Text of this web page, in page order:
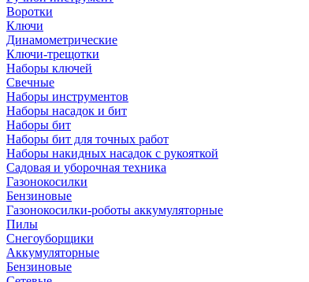
Воротки
Ключи
Динамометрические
Ключи-трещотки
Наборы ключей
Свечные
Наборы инструментов
Наборы насадок и бит
Наборы бит
Наборы бит для точных работ
Наборы накидных насадок с рукояткой
Садовая и уборочная техника
Газонокосилки
Бензиновые
Газонокосилки-роботы аккумуляторные
Пилы
Снегоуборщики
Аккумуляторные
Бензиновые